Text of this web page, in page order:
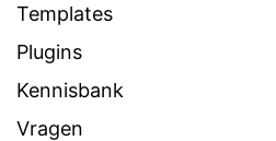
Templates
Plugins
Kennisbank
Vragen